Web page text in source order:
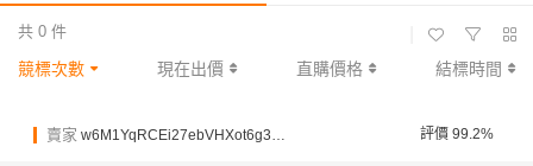
共 0 件
競標次數 現在出價 直購價格 結標時間
賣家 w6M1YqRCEi27ebVHXot6g32VxRbY 評價 99.2%